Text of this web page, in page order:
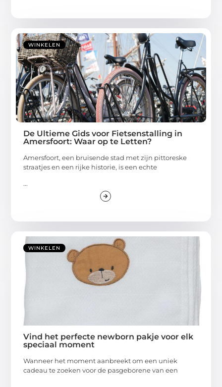
WINKELEN
De Ultieme Gids voor Fietsenstalling in
Amersfoort: Waar op te Letten?
Amersfoort, een bruisende stad met zijn pittoreske
straatjes en een rijke historie, is een echte
...
WINKELEN
Vind het perfecte newborn pakje voor elk
speciaal moment
Wanneer het moment aanbreekt om een uniek
cadeau te zoeken voor de pasgeborene van een